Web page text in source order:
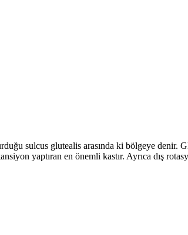
sulcus glutealis arasında ki bölgeye denir.
yaptıran en önemli kastır. Ayrıca dış